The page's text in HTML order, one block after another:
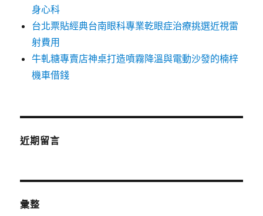
身心科
台北票貼經典台南眼科專業乾眼症治療挑選近視雷
射費用
牛軋糖專賣店神桌打造噴霧降溫與電動沙發的楠梓
機車借錢
近期留言
彙整